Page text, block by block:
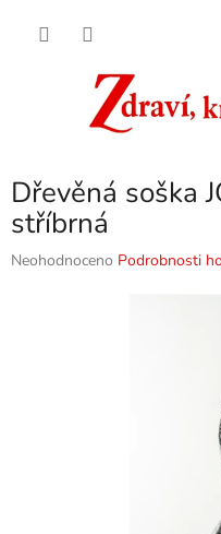
Dřevěná soška
stříbrná
Průměrné
Neohodnoceno Podrobnosti